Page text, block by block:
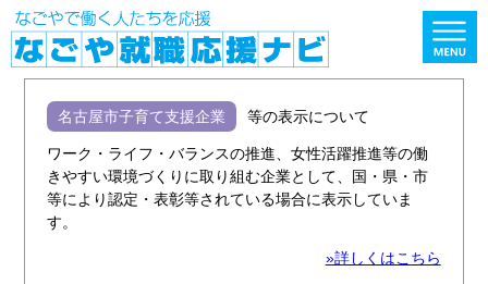
名古屋市子育て支援企業 等の表示について
ワーク・ライフ・バランスの推進、女性活躍推進等の働
きやすい環境づくりに取り組む企業として、国・県・市
等により認定・表彰等されている場合に表示していま
す。
»詳しくはこちら